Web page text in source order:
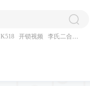
K518 开锁视频 李氏二合一